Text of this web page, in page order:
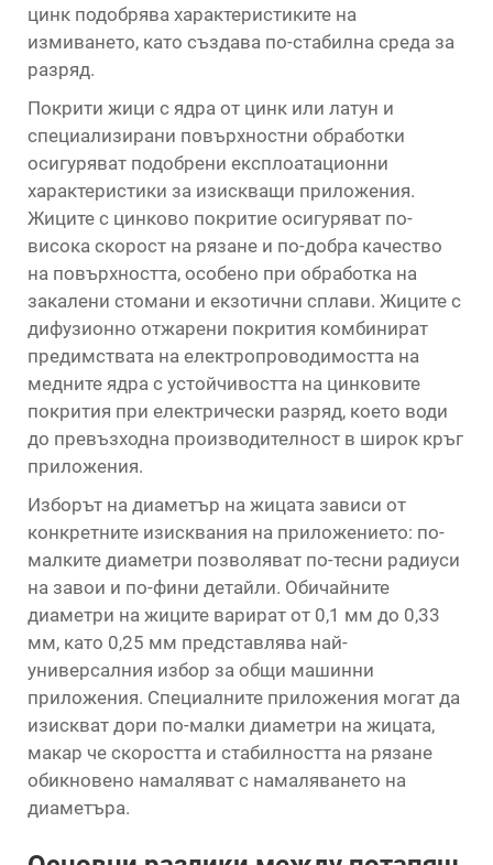
цинк подобрява характеристиките на
измиването, като създава по-стабилна среда за
разряд.
Покрити жици с ядра от цинк или латун и
специализирани повърхностни обработки
осигуряват подобрени експлоатационни
характеристики за изискващи приложения.
Жиците с цинково покритие осигуряват по-
висока скорост на рязане и по-добра качество
на повърхността, особено при обработка на
закалени стомани и екзотични сплави. Жиците с
дифузионно отжарени покрития комбинират
предимствата на електропроводимостта на
медните ядра с устойчивостта на цинковите
покрития при електрически разряд, което води
до превъзходна производителност в широк кръг
приложения.
Изборът на диаметър на жицата зависи от
конкретните изисквания на приложението: по-
малките диаметри позволяват по-тесни радиуси
на завои и по-фини детайли. Обичайните
диаметри на жиците варират от 0,1 мм до 0,33
мм, като 0,25 мм представлява най-
универсалния избор за общи машинни
приложения. Специалните приложения могат да
изискват дори по-малки диаметри на жицата,
макар че скоростта и стабилността на рязане
обикновено намаляват с намаляването на
диаметъра.